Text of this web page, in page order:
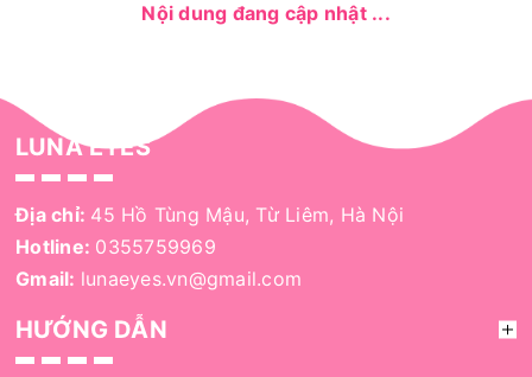
Nội dung đang cập nhật ...
LUNA EYES
Địa chỉ: 45 Hồ Tùng Mậu, Từ Liêm, Hà Nội
Hotline: 0355759969
Gmail: lunaeyes.vn@gmail.com
HƯỚNG DẪN